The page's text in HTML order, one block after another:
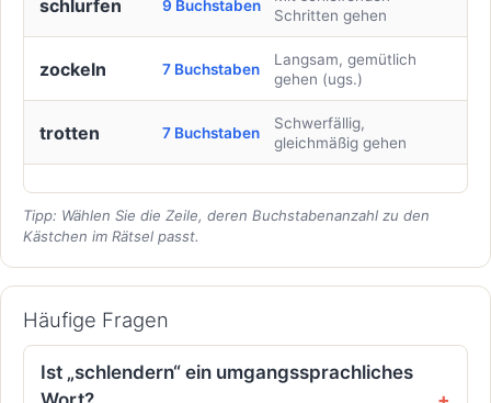
schlurfen 9 Buchstaben
Schritten gehen
zockeln 7 Buchstaben
Langsam, gemütlich
gehen (ugs.)
trotten 7 Buchstaben
Schwerfällig,
gleichmäßig gehen
Tipp: Wählen Sie die Zeile, deren Buchstabenanzahl zu den
Kästchen im Rätsel passt.
Häufige Fragen
Ist „schlendern“ ein umgangssprachliches